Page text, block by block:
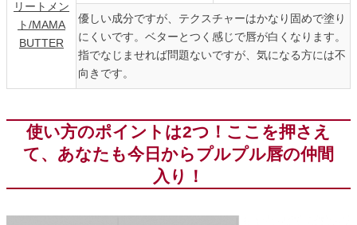
リートメン
ト/MAMA
BUTTER
優しい成分ですが、テクスチャーはかなり固めで塗り
にくいです。ベターとつく感じで唇が白くなります。
指でなじませれば問題ないですが、気になる方には不
向きです。
使い方のポイントは2つ！ここを押さえ
て、あなたも今日からプルプル唇の仲間
入り！